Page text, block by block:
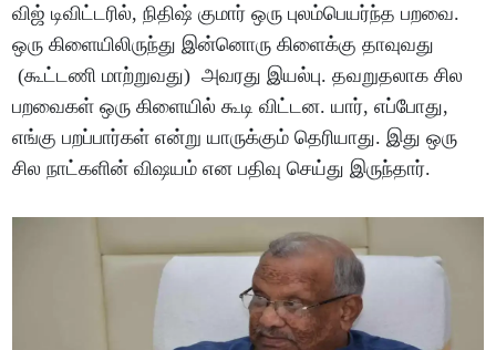
விஜ் டிவிட்டரில், நிதிஷ் குமார் ஒரு புலம்பெயர்ந்த பறவை.
ஒரு கிளையிலிருந்து இன்னொரு கிளைக்கு தாவுவது
(கூட்டணி மாற்றுவது) அவரது இயல்பு. தவறுதலாக சில
பறவைகள் ஒரு கிளையில் கூடி விட்டன. யார், எப்போது,
எங்கு பறப்பார்கள் என்று யாருக்கும் தெரியாது. இது ஒரு
சில நாட்களின் விஷயம் என பதிவு செய்து இருந்தார்.